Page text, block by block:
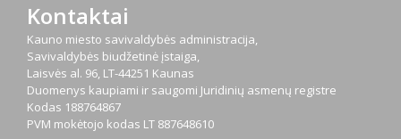
Kontaktai
Kauno miesto savivaldybės administracija,
Savivaldybės biudžetinė įstaiga,
Laisvės al. 96, LT-44251 Kaunas
Duomenys kaupiami ir saugomi Juridinių asmenų registre
Kodas 188764867
PVM mokėtojo kodas LT 887648610